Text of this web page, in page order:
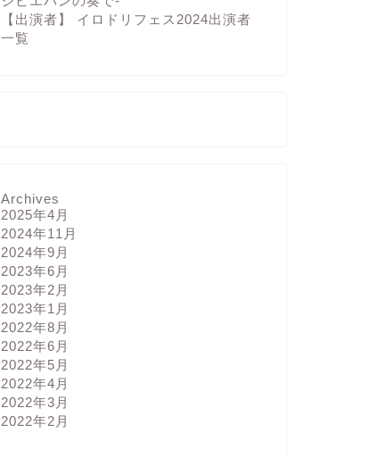
【出演者】 イロドリフェス2024出演者
一覧
Archives
2025年4月
2024年11月
2024年9月
2023年6月
2023年2月
2023年1月
2022年8月
2022年6月
2022年5月
2022年4月
2022年3月
2022年2月